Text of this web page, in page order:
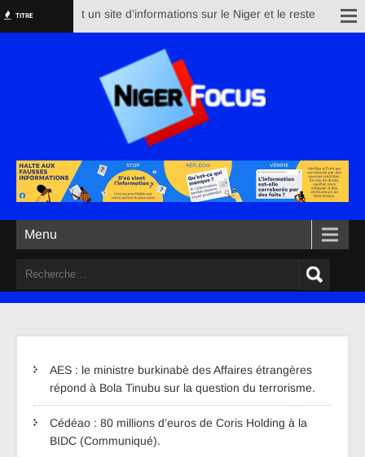
TITRE est un site d’informations sur le Niger et le reste du monde.
Menu
AES : le ministre burkinabè des Affaires étrangères
répond à Bola Tinubu sur la question du terrorisme.
Cédéao : 80 millions d’euros de Coris Holding à la
BIDC (Communiqué).